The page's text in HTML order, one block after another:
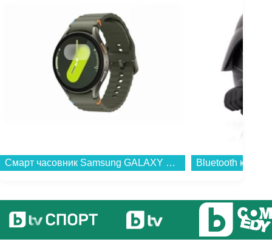
Bluetooth колонка Bitty Boomers Darth Vader - BITTYRVADER... Грил преса